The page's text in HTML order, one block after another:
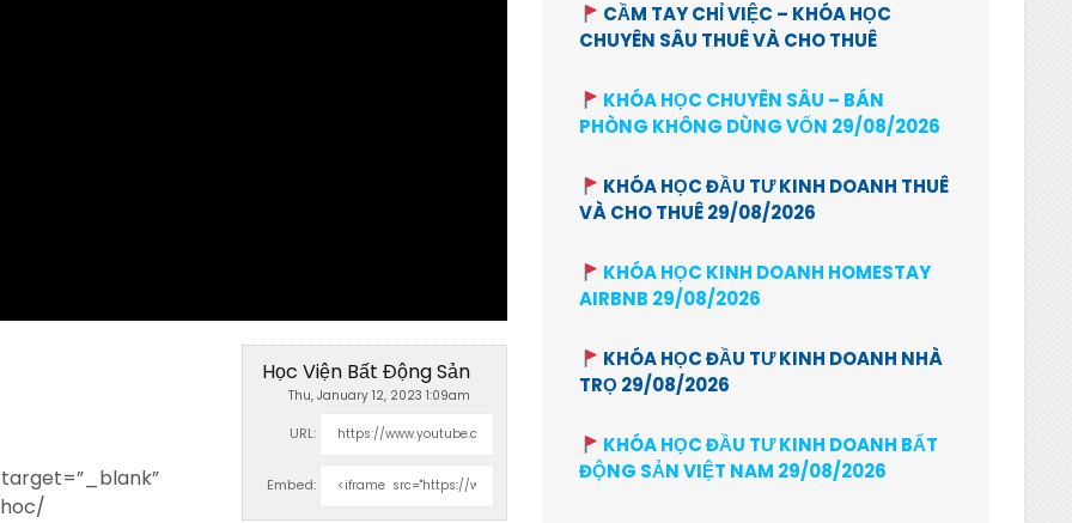
Học Viện Bất Động Sản
Thu, January 12, 2023 1:09am
URL:
Embed:
CẦM TAY CHỈ VIỆC – KHÓA HỌC
CHUYÊN SÂU THUÊ VÀ CHO THUÊ
KHÓA HỌC CHUYÊN SÂU – BÁN
PHÒNG KHÔNG DÙNG VỐN 29/08/2026
KHÓA HỌC ĐẦU TƯ KINH DOANH THUÊ
VÀ CHO THUÊ 29/08/2026
KHÓA HỌC KINH DOANH HOMESTAY
AIRBNB 29/08/2026
KHÓA HỌC ĐẦU TƯ KINH DOANH NHÀ
TRỌ 29/08/2026
KHÓA HỌC ĐẦU TƯ KINH DOANH BẤT
ĐỘNG SẢN VIỆT NAM 29/08/2026